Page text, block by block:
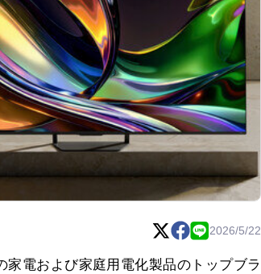
2026/5/22
電および家庭用電化製品のトップブラ